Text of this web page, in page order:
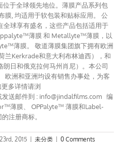
位于全球领先地位。薄膜产品系列包
膜, 均适用于软包装和贴标应用。 公
全球享有盛名，这些产品包括适用于
薄膜 和 Metallyte™薄膜，以
薄膜。 敬道薄膜集团旗下拥有欧洲
兰Kerkrade和意大利布林迪西），和
朗日和俄克拉何马州肖尼）。本公司
欧洲和亚洲均设有销售办事处，为客
多详情请浏
送邮件到 : info@jindalfilms.com 编
薄膜、 OPPalyte™ 薄膜和Label-
注册商标。
2015 未分类
0 Comments